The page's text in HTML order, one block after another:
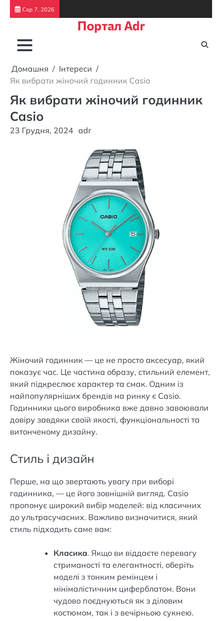
ПерейтиСер 7, 2026
Портал Adr
Домашня
Інтереси
Як вибрати жіночий годинник Casio
Як вибрати жіночий годинник
Casio
23 Грудня, 2024 adr
Жіночий годинник — це не просто аксесуар, який
показує час. Це частина образу, стильний елемент,
який підкреслює характер та смак. Одним із
найпопулярніших брендів на ринку є Casio.
Годинники цього виробника вже давно завоювали
довіру завдяки своїй якості, функціональності та
витонченому дизайну.
Стиль і дизайн
Перше, на що звертають увагу при виборі
годинника, — це його зовнішній вигляд. Casio
пропонує широкий вибір моделей: від класичних
до ультрасучасних. Важливо визначитися, який
стиль підходить саме вам:
Класика. Якщо ви віддаєте перевагу
стриманості та елегантності, оберіть
моделі з тонким ремінцем і
мінімалістичним циферблатом. Вони
чудово поєднуються як з діловим
костюмом, так і з вечірньою сукнею.